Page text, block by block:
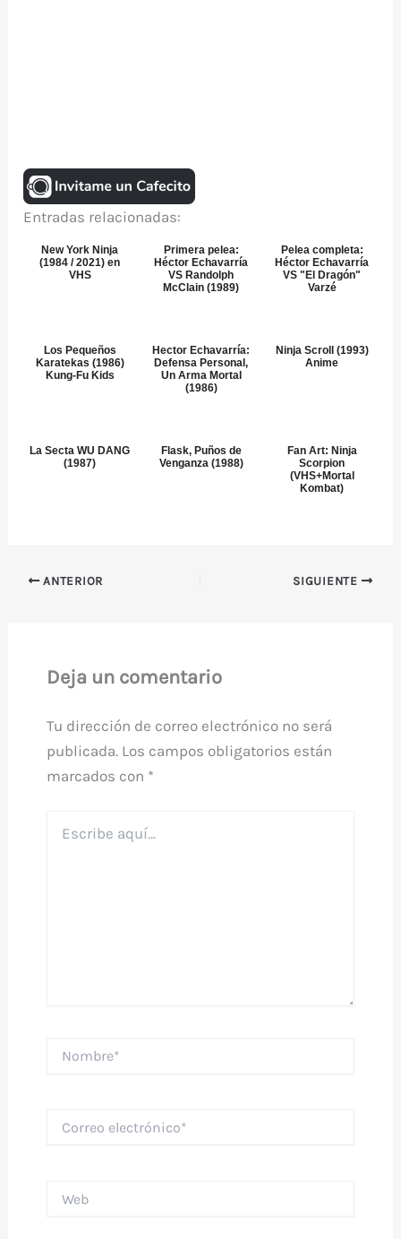
Entradas relacionadas:
New York Ninja
(1984 / 2021) en
VHS
Primera pelea:
Héctor Echavarría
VS Randolph
McClain (1989)
Pelea completa:
Héctor Echavarría
VS "El Dragón"
Varzé
Los Pequeños
Karatekas (1986)
Kung-Fu Kids
Hector Echavarría:
Defensa Personal,
Un Arma Mortal
(1986)
Ninja Scroll (1993)
Anime
La Secta WU DANG
(1987)
Flask, Puños de
Venganza (1988)
Fan Art: Ninja
Scorpion
(VHS+Mortal
Kombat)
ANTERIOR SIGUIENTE
Deja un comentario
Tu dirección de correo electrónico no será
publicada. Los campos obligatorios están
marcados con *
aquí...
electrónico*